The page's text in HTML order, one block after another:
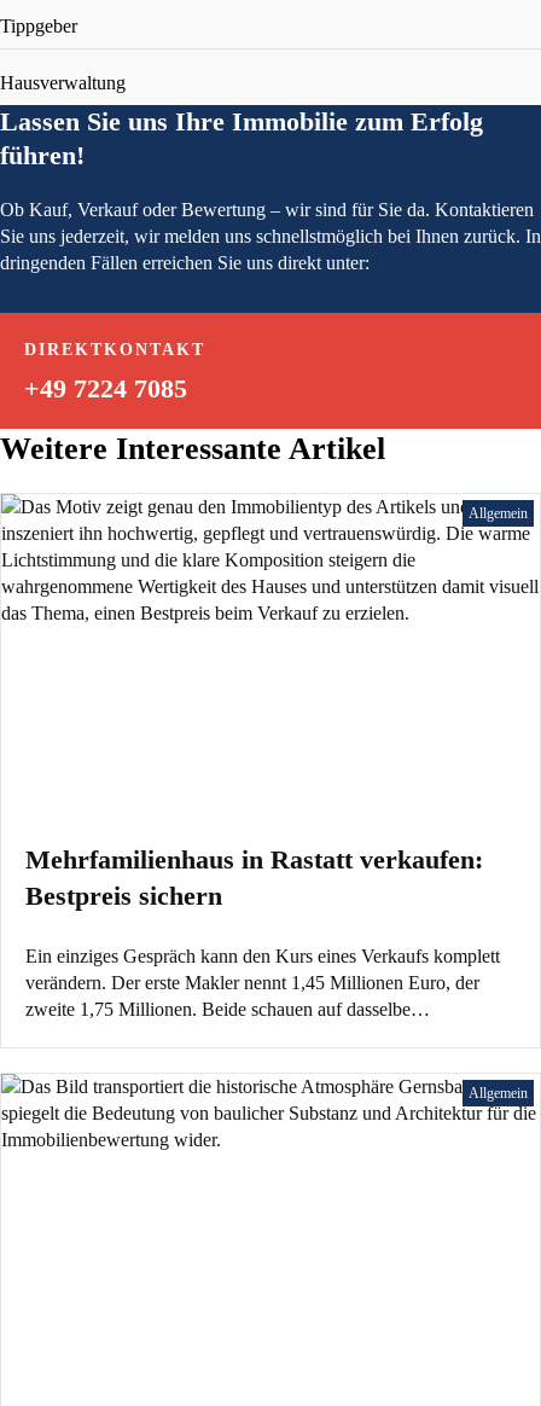
Tippgeber
Hausverwaltung
Lassen Sie uns Ihre Immobilie zum Erfolg
führen!
Ob Kauf, Verkauf oder Bewertung – wir sind für Sie da. Kontaktieren
Sie uns jederzeit, wir melden uns schnellstmöglich bei Ihnen zurück. In
dringenden Fällen erreichen Sie uns direkt unter:
DIREKTKONTAKT
+49 7224 7085
Weitere Interessante Artikel
Allgemein
Mehrfamilienhaus in Rastatt verkaufen:
Bestpreis sichern
Ein einziges Gespräch kann den Kurs eines Verkaufs komplett
verändern. Der erste Makler nennt 1,45 Millionen Euro, der
zweite 1,75 Millionen. Beide schauen auf dasselbe…
Allgemein